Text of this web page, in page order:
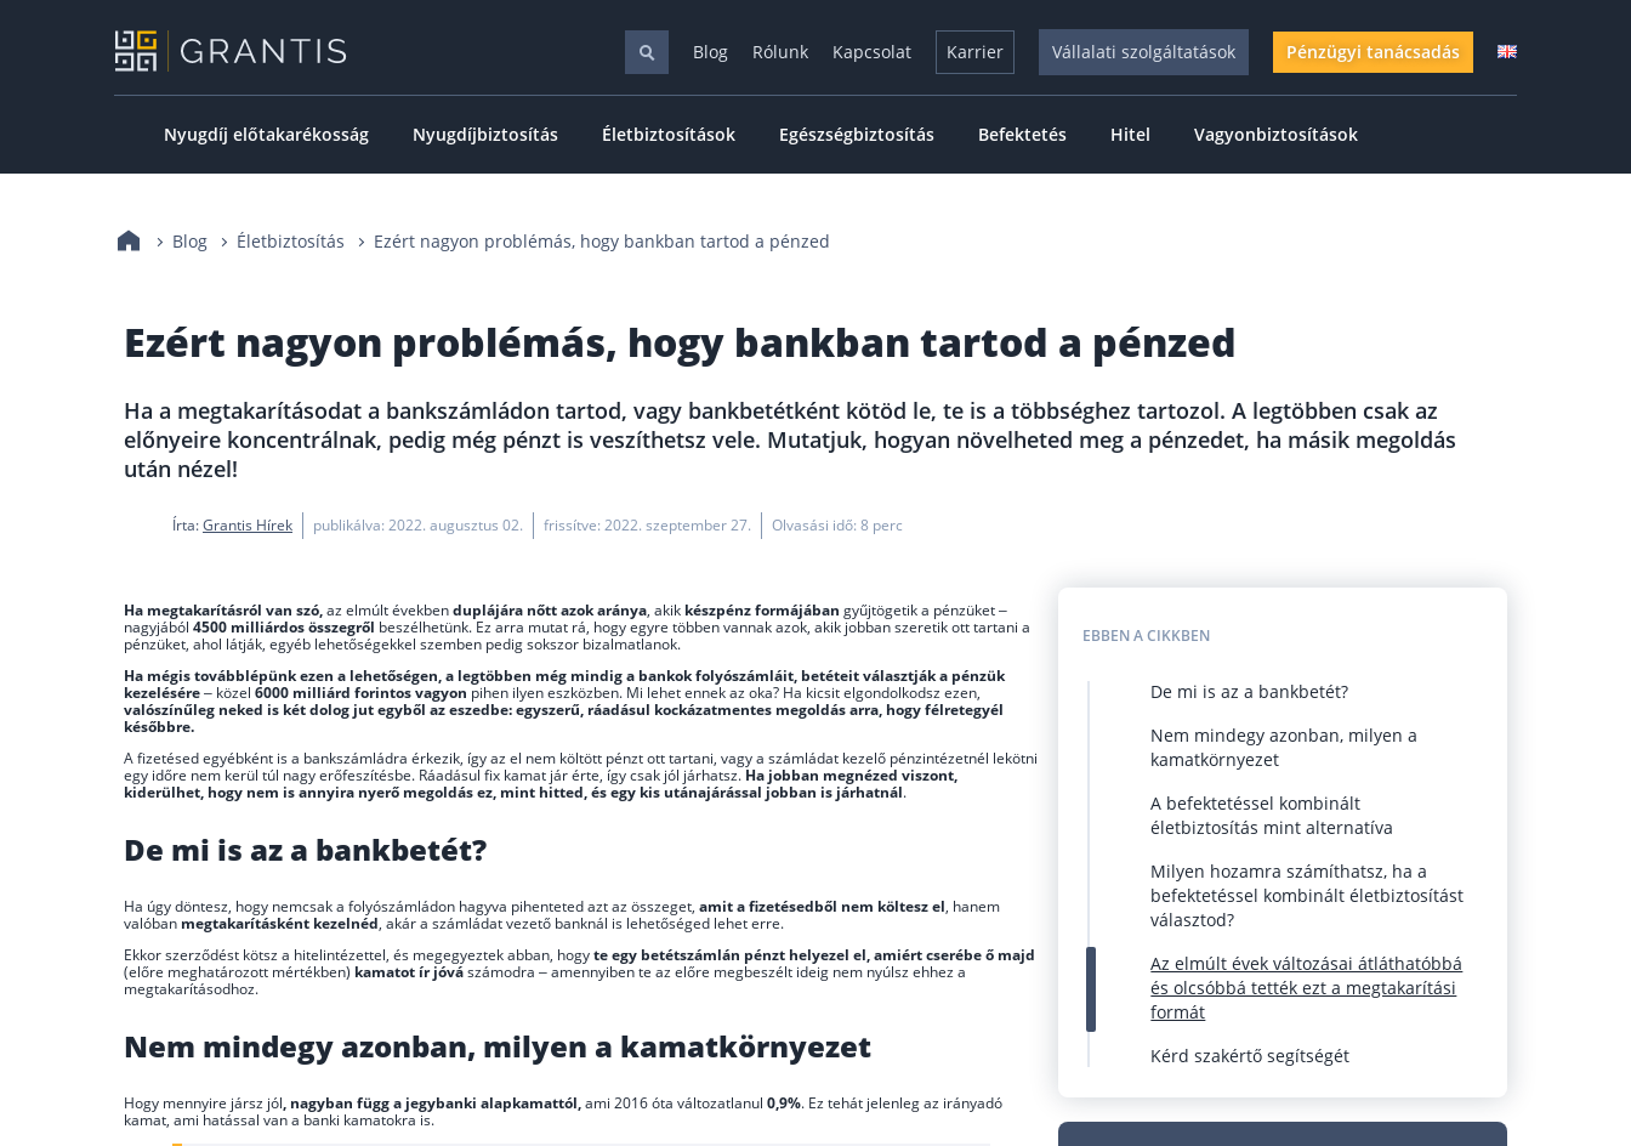
Blog Rólunk Kapcsolat Karrier Vállalati szolgáltatások Pénzügyi tanácsadás
Nyugdíj előtakarékosság Nyugdíjbiztosítás Életbiztosítások Egészségbiztosítás Befektetés Hitel Vagyonbiztosítások
Blog Életbiztosítás Ezért nagyon problémás, hogy bankban tartod a pénzed
Ezért nagyon problémás, hogy bankban tartod a pénzed
Ha a megtakarításodat a bankszámládon tartod, vagy bankbetétként kötöd le, te is a többséghez tartozol. A legtöbben csak az
előnyeire koncentrálnak, pedig még pénzt is veszíthetsz vele. Mutatjuk, hogyan növelheted meg a pénzedet, ha másik megoldás
után nézel!
Írta:Grantis Hírek publikálva: 2022. augusztus 02. frissítve: 2022. szeptember 27. Olvasási idő: 8 perc
Ha megtakarításról van szó,az elmúlt évekbenduplájára nőtt azok aránya, akik készpénz formájában gyűjtögetik a pénzüket –
nagyjából 4500 milliárdos összegről beszélhetünk. Ez arra mutat rá, hogy egyre többen vannak azok, akik jobban szeretik ott tartani a
pénzüket, ahol látják, egyéb lehetőségekkel szemben pedig sokszor bizalmatlanok.
Ha mégis továbblépünk ezen a lehetőségen, a legtöbben még mindig a bankok folyószámláit, betéteit választják a pénzük
kezelésére– közel 6000 milliárd forintos vagyon pihen ilyen eszközben. Mi lehet ennek az oka? Ha kicsit elgondolkodsz ezen,
valószínűleg neked is két dolog jut egyből az eszedbe: egyszerű, ráadásul kockázatmentes megoldás arra, hogy félretegyél
későbbre.
A fizetésed egyébként is a bankszámládra érkezik, így az el nem költött pénzt ott tartani, vagy a számládat kezelő pénzintézetnél lekötni
egy időre nem kerül túl nagy erőfeszítésbe. Ráadásul fix kamat jár érte, így csak jól járhatsz. Ha jobban megnézed viszont,
kiderülhet, hogy nem is annyira nyerő megoldás ez, mint hitted, és egy kis utánajárással jobban is járhatnál.
De mi is az a bankbetét?
Ha úgy döntesz, hogy nemcsak a folyószámládon hagyva pihenteted azt az összeget, amit a fizetésedből nem költesz el, hanem
valóban megtakarításként kezelnéd, akár a számládat vezető banknál is lehetőséged lehet erre.
Ekkor szerződést kötsz a hitelintézettel, és megegyeztek abban, hogyte egy betétszámlán pénzt helyezel el, amiért cserébe ő majd
(előre meghatározott mértékben) kamatot ír jóvászámodra – amennyiben te az előre megbeszélt ideig nem nyúlsz ehhez a
megtakarításodhoz.
Nem mindegy azonban, milyen a kamatkörnyezet
Hogy mennyire jársz jól, nagyban függ a jegybanki alapkamattól,ami 2016 óta változatlanul 0,9%. Ez tehát jelenleg az irányadó
kamat, ami hatással van a banki kamatokra is.
EBBEN A CIKKBEN
De mi is az a bankbetét?
Nem mindegy azonban, milyen a
kamatkörnyezet
A befektetéssel kombinált
életbiztosítás mint alternatíva
Milyen hozamra számíthatsz, ha a
befektetéssel kombinált életbiztosítást
választod?
Az elmúlt évek változásai átláthatóbbá
és olcsóbbá tették ezt a megtakarítási
formát
Kérd szakértő segítségét